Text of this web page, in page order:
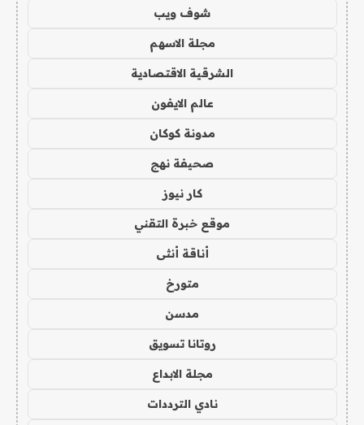
شوف ويب
مجلة الاسهم
الشرقية الاقتصادية
عالم الايفون
مدونة كوكان
صحيفة نهج
كار نيوز
موقع خبرة التقني
أناقة أنثى
متورخ
مدسن
روتانا تسويق
مجلة الابداع
نادي الترددات